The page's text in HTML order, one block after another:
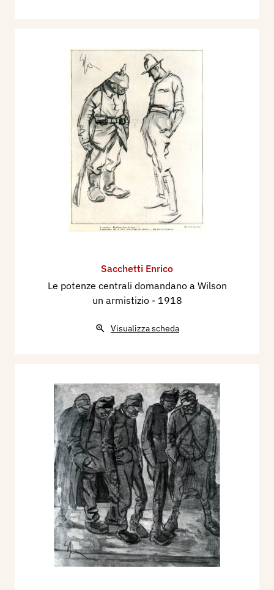
Sacchetti Enrico
Le potenze centrali domandano a Wilson
un armistizio - 1918
Visualizza scheda